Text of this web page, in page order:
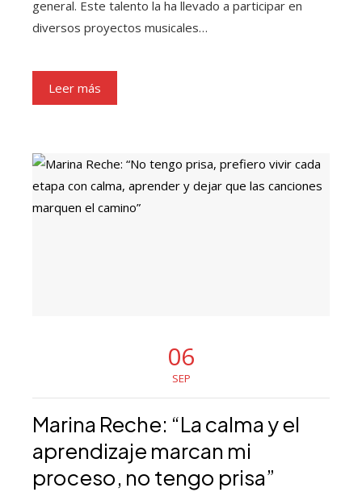
general. Este talento la ha llevado a participar en
diversos proyectos musicales…
Leer más
06
SEP
Marina Reche: “La calma y el
aprendizaje marcan mi
proceso, no tengo prisa”